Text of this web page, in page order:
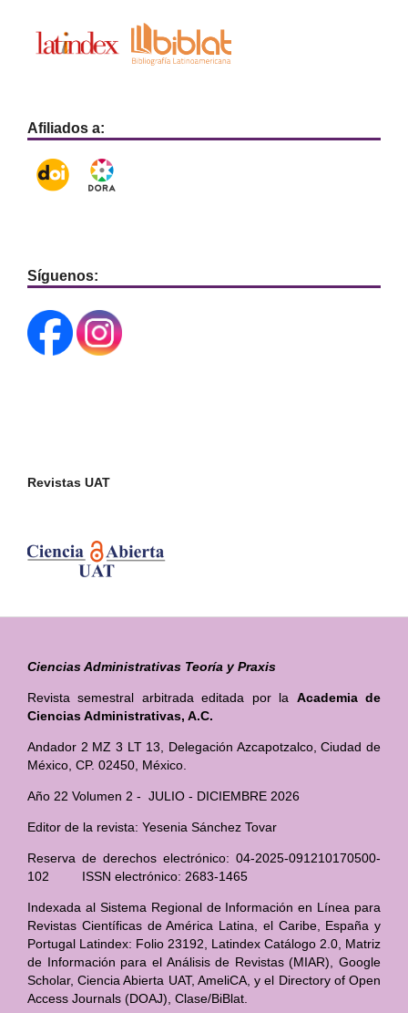
Afiliados a:
Síguenos:
Revistas UAT
Ciencias Administrativas Teoría y Praxis
Revista semestral arbitrada editada por la Academia de
Ciencias Administrativas, A.C.
Andador 2 MZ 3 LT 13, Delegación Azcapotzalco, Ciudad de
México, CP. 02450, México.
Año 22 Volumen 2 - JULIO - DICIEMBRE 2026
Editor de la revista: Yesenia Sánchez Tovar
Reserva de derechos electrónico: 04-2025-091210170500-
102 ISSN electrónico: 2683-1465
Indexada al Sistema Regional de Información en Línea para
Revistas Científicas de América Latina, el Caribe, España y
Portugal Latindex: Folio 23192, Latindex Catálogo 2.0, Matriz
de Información para el Análisis de Revistas (MIAR), Google
Scholar, Ciencia Abierta UAT, AmeliCA, y el Directory of Open
Access Journals (DOAJ), Clase/BiBlat.